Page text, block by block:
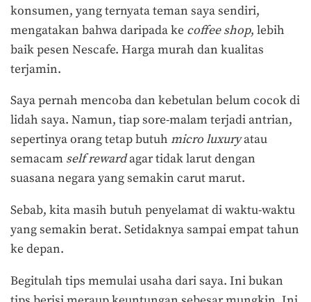
konsumen, yang ternyata teman saya sendiri,
mengatakan bahwa daripada ke coffee shop, lebih
baik pesen Nescafe. Harga murah dan kualitas
terjamin.
Saya pernah mencoba dan kebetulan belum cocok di
lidah saya. Namun, tiap sore-malam terjadi antrian,
sepertinya orang tetap butuh micro luxuryatau
semacam self rewardagar tidak larut dengan
suasana negara yang semakin carut marut.
Sebab, kita masih butuh penyelamat di waktu-waktu
yang semakin berat. Setidaknya sampai empat tahun
ke depan.
Begitulah tips memulai usaha dari saya. Ini bukan